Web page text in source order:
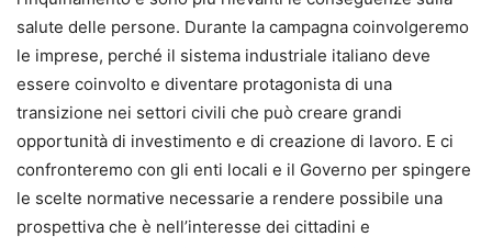
salute delle persone. Durante la campagna coinvolgeremo
le imprese, perché il sistema industriale italiano deve
essere coinvolto e diventare protagonista di una
transizione nei settori civili che può creare grandi
opportunità di investimento e di creazione di lavoro. E ci
confronteremo con gli enti locali e il Governo per spingere
le scelte normative necessarie a rendere possibile una
prospettiva che è nell’interesse dei cittadini e